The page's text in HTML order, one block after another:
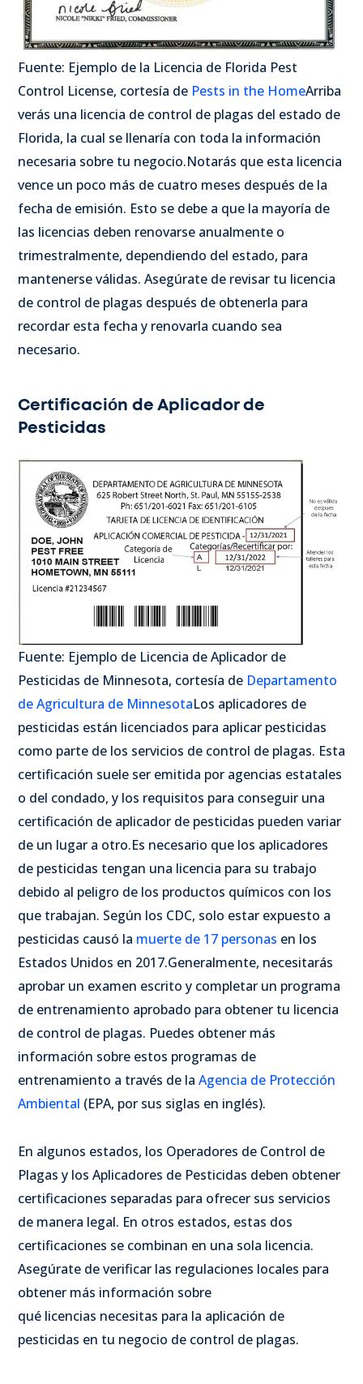
Fuente: Ejemplo de la Licencia de Florida Pest
Control License, cortesía de Pests in the HomeArriba
verás una licencia de control de plagas del estado de
Florida, la cual se llenaría con toda la información
necesaria sobre tu negocio.Notarás que esta licencia
vence un poco más de cuatro meses después de la
fecha de emisión. Esto se debe a que la mayoría de
las licencias deben renovarse anualmente o
trimestralmente, dependiendo del estado, para
mantenerse válidas. Asegúrate de revisar tu licencia
de control de plagas después de obtenerla para
recordar esta fecha y renovarla cuando sea
necesario.
Certificación de Aplicador de
Pesticidas
Fuente: Ejemplo de Licencia de Aplicador de
Pesticidas de Minnesota, cortesía de Departamento
de Agricultura de MinnesotaLos aplicadores de
pesticidas están licenciados para aplicar pesticidas
como parte de los servicios de control de plagas. Esta
certificación suele ser emitida por agencias estatales
o del condado, y los requisitos para conseguir una
certificación de aplicador de pesticidas pueden variar
de un lugar a otro.Es necesario que los aplicadores
de pesticidas tengan una licencia para su trabajo
debido al peligro de los productos químicos con los
que trabajan. Según los CDC, solo estar expuesto a
pesticidas causó la muerte de 17 personas en los
Estados Unidos en 2017.Generalmente, necesitarás
aprobar un examen escrito y completar un programa
de entrenamiento aprobado para obtener tu licencia
de control de plagas. Puedes obtener más
información sobre estos programas de
entrenamiento a través de la Agencia de Protección
Ambiental (EPA, por sus siglas en inglés).
En algunos estados, los Operadores de Control de
Plagas y los Aplicadores de Pesticidas deben obtener
certificaciones separadas para ofrecer sus servicios
de manera legal. En otros estados, estas dos
certificaciones se combinan en una sola licencia.
Asegúrate de verificar las regulaciones locales para
obtener más información sobre
qué licencias necesitas para la aplicación de
pesticidas en tu negocio de control de plagas.